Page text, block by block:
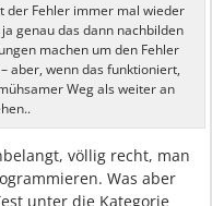
der Fehler immer mal wieder
genau das dann nachbilden
machen um den Fehler
aber, wenn das funktioniert,
Weg als weiter an
völlig recht, man
Was aber
unter die Kategorie